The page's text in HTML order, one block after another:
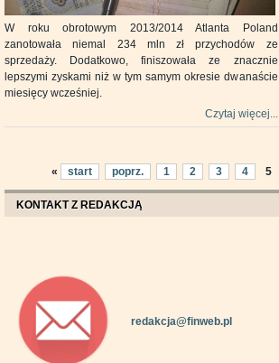
W roku obrotowym 2013/2014 Atlanta Poland
zanotowała niemal 234 mln zł przychodów ze
sprzedaży. Dodatkowo, finiszowała ze znacznie
lepszymi zyskami niż w tym samym okresie dwanaście
miesięcy wcześniej.
Czytaj więcej...
« start poprz. 1 2 3 4 5
KONTAKT Z REDAKCJĄ
redakcja@finweb.pl